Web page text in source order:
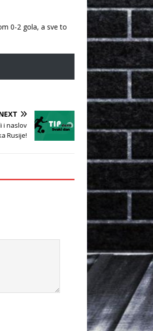
0-2 gola, a sve to
i naslov
Rusije!